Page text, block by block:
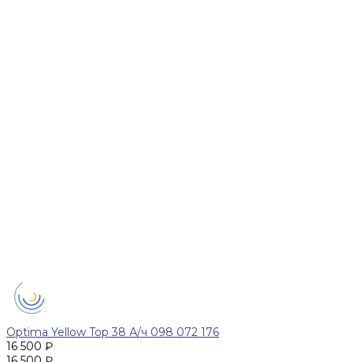
Optima Yellow Top 38 А/ч 098 072 176
16 500 ₽